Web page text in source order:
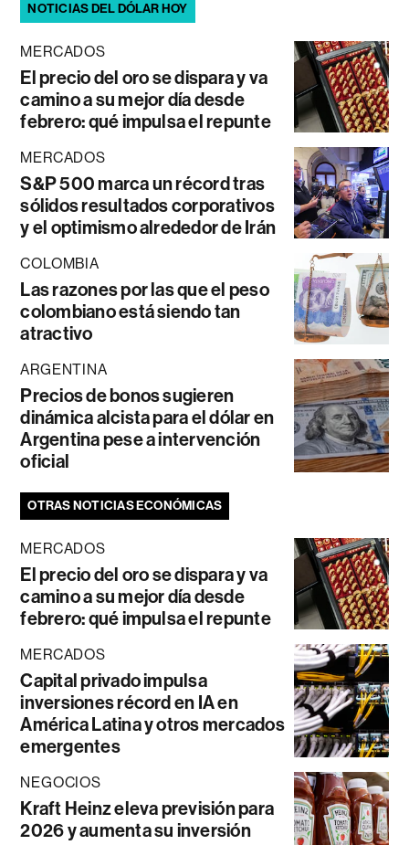
NOTICIAS DEL DÓLAR HOY
MERCADOS
El precio del oro se dispara y va
camino a su mejor día desde
febrero: qué impulsa el repunte
MERCADOS
S&P 500 marca un récord tras
sólidos resultados corporativos
y el optimismo alrededor de Irán
COLOMBIA
Las razones por las que el peso
colombiano está siendo tan
atractivo
ARGENTINA
Precios de bonos sugieren
dinámica alcista para el dólar en
Argentina pese a intervención
oficial
OTRAS NOTICIAS ECONÓMICAS
MERCADOS
El precio del oro se dispara y va
camino a su mejor día desde
febrero: qué impulsa el repunte
MERCADOS
Capital privado impulsa
inversiones récord en IA en
América Latina y otros mercados
emergentes
NEGOCIOS
Kraft Heinz eleva previsión para
2026 y aumenta su inversión